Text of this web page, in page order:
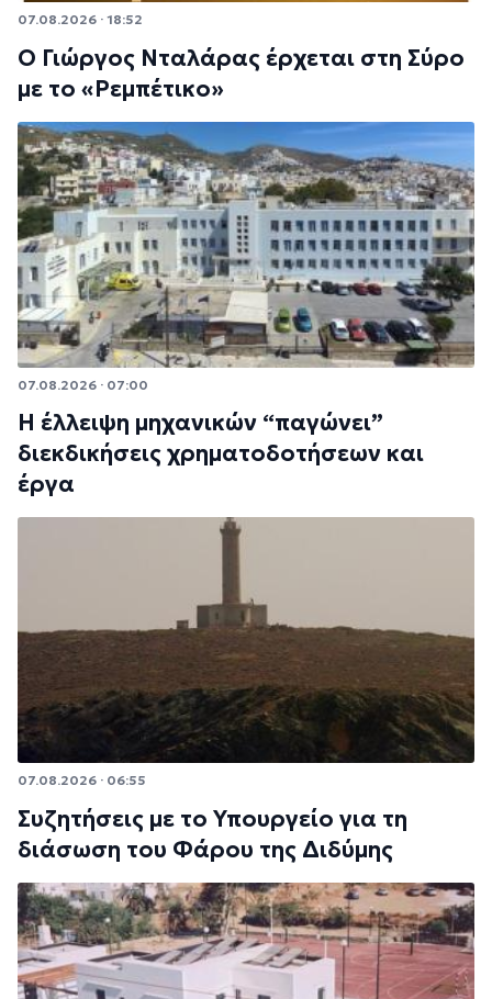
07.08.2026 · 18:52
Ο Γιώργος Νταλάρας έρχεται στη Σύρο
με το «Ρεμπέτικο»
07.08.2026 · 07:00
Η έλλειψη μηχανικών “παγώνει”
διεκδικήσεις χρηματοδοτήσεων και
έργα
07.08.2026 · 06:55
Συζητήσεις με το Υπουργείο για τη
διάσωση του Φάρου της Διδύμης